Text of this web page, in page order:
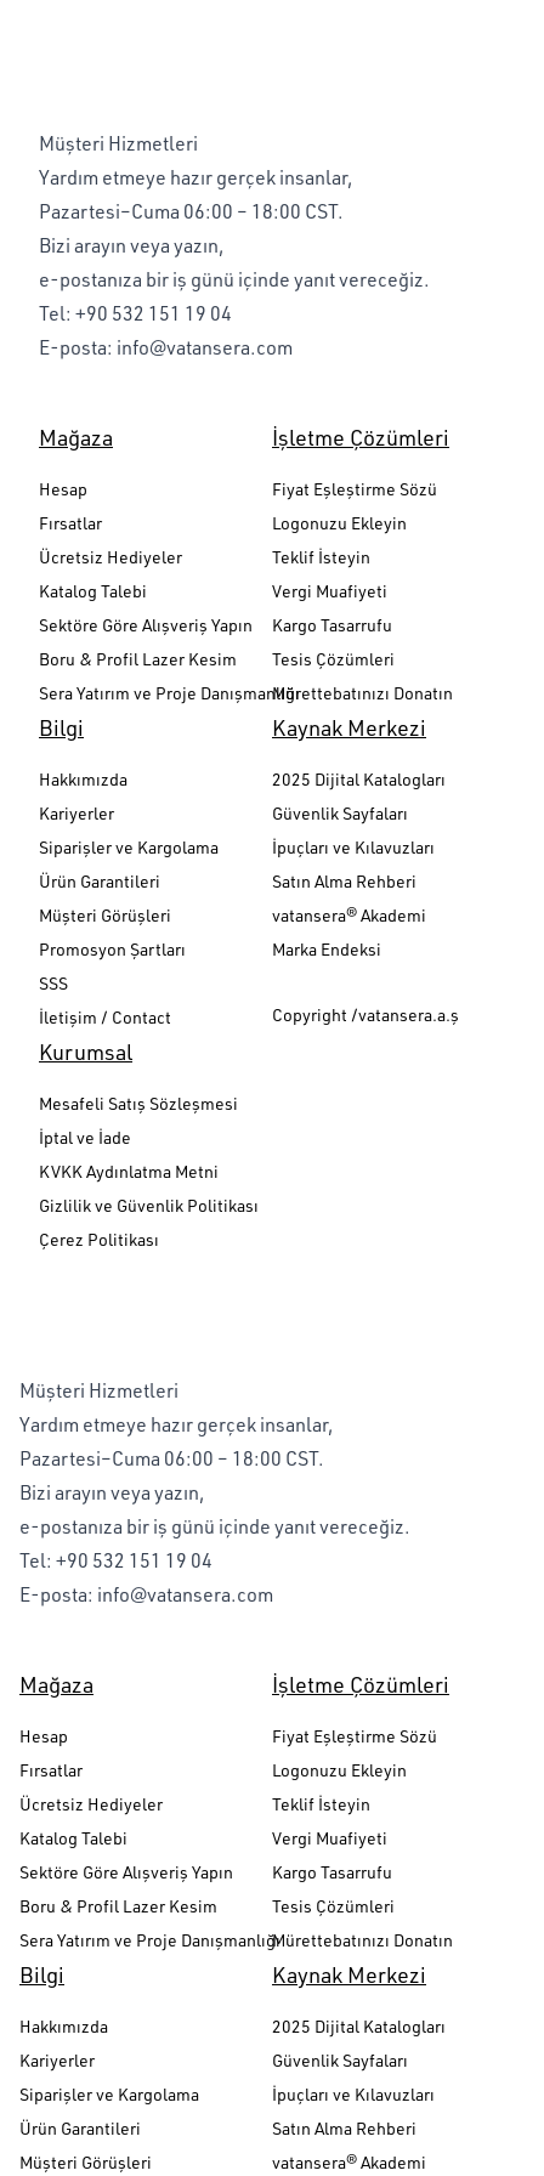
Müşteri Hizmetleri
Yardım etmeye hazır gerçek insanlar,
Pazartesi–Cuma 06:00 – 18:00 CST.
Bizi arayın veya yazın,
e-postanıza bir iş günü içinde yanıt vereceğiz.
Tel: +90 532 151 19 04
E-posta: info@vatansera.com
Mağaza
Hesap
Fırsatlar
Ücretsiz Hediyeler
Katalog Talebi
Sektöre Göre Alışveriş Yapın
Boru & Profil Lazer Kesim
Sera Yatırım ve Proje Danışmanlığı
İşletme Çözümleri
Fiyat Eşleştirme Sözü
Logonuzu Ekleyin
Teklif İsteyin
Vergi Muafiyeti
Kargo Tasarrufu
Tesis Çözümleri
Mürettebatınızı Donatın
Bilgi
Hakkımızda
Kariyerler
Siparişler ve Kargolama
Ürün Garantileri
Müşteri Görüşleri
Promosyon Şartları
SSS
İletişim / Contact
Kaynak Merkezi
2025 Dijital Katalogları
Güvenlik Sayfaları
İpuçları ve Kılavuzları
Satın Alma Rehberi
vatansera® Akademi
Marka Endeksi
Copyright /vatansera.a.ş
Kurumsal
Mesafeli Satış Sözleşmesi
İptal ve İade
KVKK Aydınlatma Metni
Gizlilik ve Güvenlik Politikası
Çerez Politikası
Müşteri Hizmetleri
Yardım etmeye hazır gerçek insanlar,
Pazartesi–Cuma 06:00 – 18:00 CST.
Bizi arayın veya yazın,
e-postanıza bir iş günü içinde yanıt vereceğiz.
Tel: +90 532 151 19 04
E-posta: info@vatansera.com
Mağaza
Hesap
Fırsatlar
Ücretsiz Hediyeler
Katalog Talebi
Sektöre Göre Alışveriş Yapın
Boru & Profil Lazer Kesim
Sera Yatırım ve Proje Danışmanlığı
İşletme Çözümleri
Fiyat Eşleştirme Sözü
Logonuzu Ekleyin
Teklif İsteyin
Vergi Muafiyeti
Kargo Tasarrufu
Tesis Çözümleri
Mürettebatınızı Donatın
Bilgi
Hakkımızda
Kariyerler
Siparişler ve Kargolama
Ürün Garantileri
Müşteri Görüşleri
Kaynak Merkezi
2025 Dijital Katalogları
Güvenlik Sayfaları
İpuçları ve Kılavuzları
Satın Alma Rehberi
vatansera® Akademi